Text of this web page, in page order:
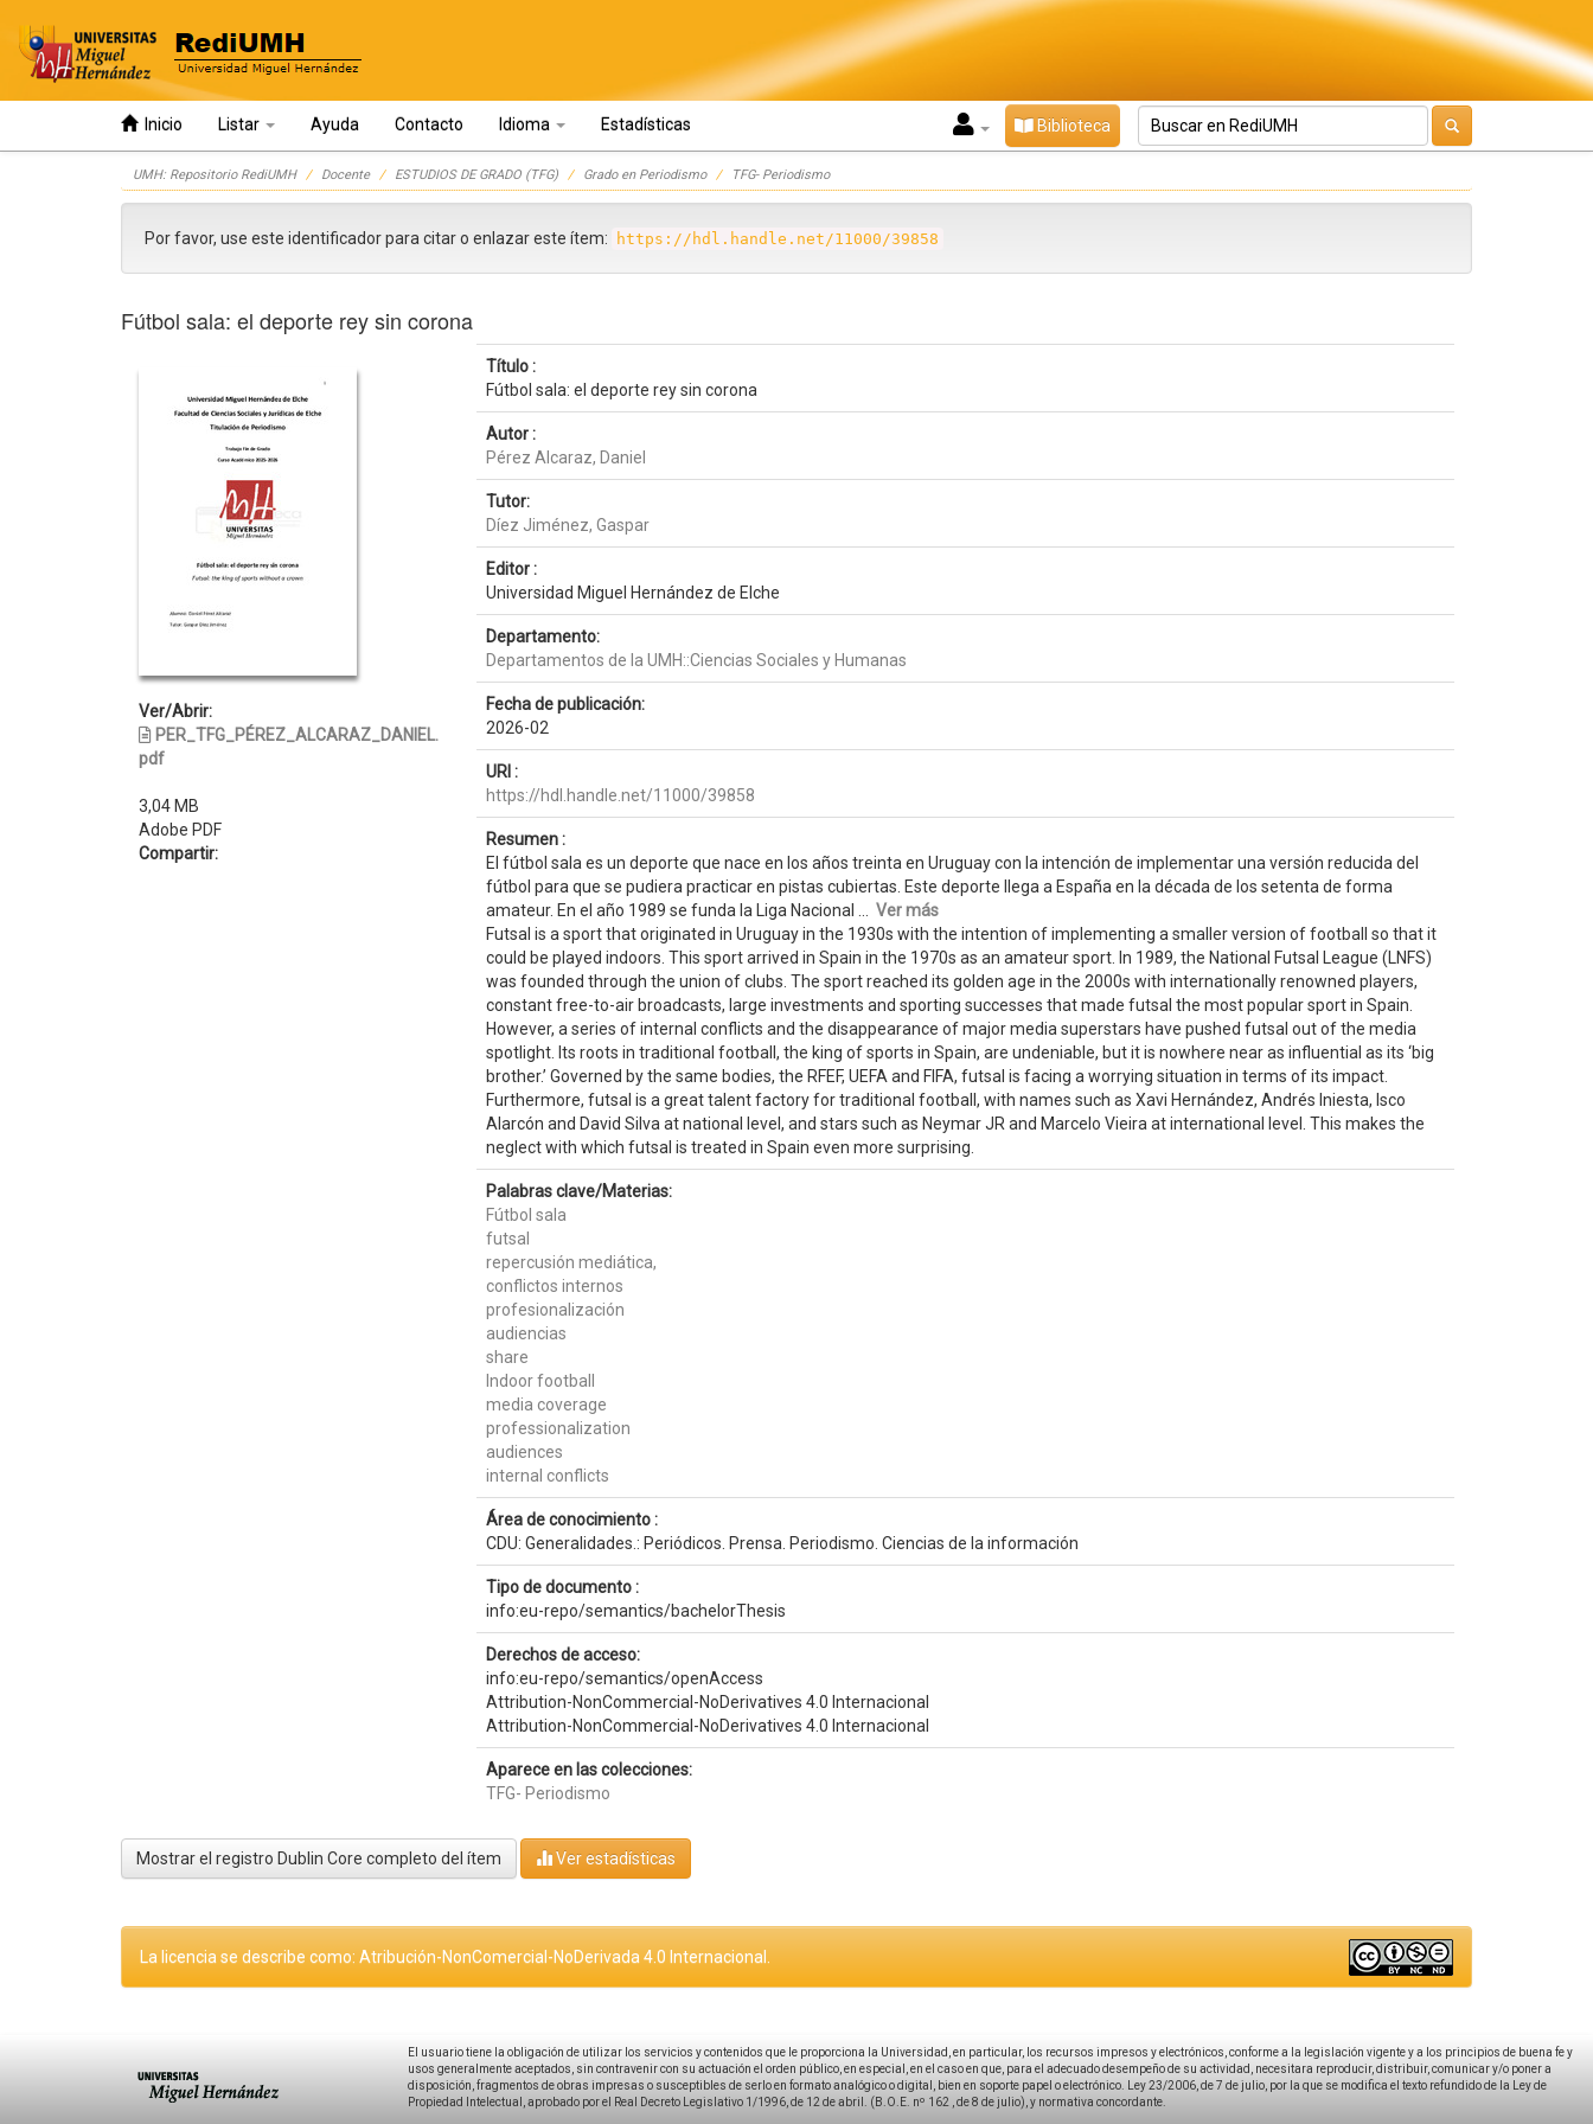
Inicio Listar Ayuda Contacto Idioma Estadísticas Biblioteca
UMH: Repositorio RediUMH Docente ESTUDIOS DE GRADO (TFG) Grado en Periodismo TFG- Periodismo
Por favor, use este identificador para citar o enlazar este ítem: https://hdl.handle.net/11000/39858
Fútbol sala: el deporte rey sin corona
Ver/Abrir:
PER_TFG_PÉREZ_ALCARAZ_DANIEL.
pdf
3,04 MB
Adobe PDF
Compartir:
Título :
Fútbol sala: el deporte rey sin corona
Autor :
Pérez Alcaraz, Daniel
Tutor:
Díez Jiménez, Gaspar
Editor :
Universidad Miguel Hernández de Elche
Departamento:
Departamentos de la UMH::Ciencias Sociales y Humanas
Fecha de publicación:
2026-02
URI :
https://hdl.handle.net/11000/39858
Resumen :
El fútbol sala es un deporte que nace en los años treinta en Uruguay con la intención de implementar una versión reducida del
fútbol para que se pudiera practicar en pistas cubiertas. Este deporte llega a España en la década de los setenta de forma
amateur. En el año 1989 se funda la Liga Nacional ... Ver más
Futsal is a sport that originated in Uruguay in the 1930s with the intention of implementing a smaller version of football so that it
could be played indoors. This sport arrived in Spain in the 1970s as an amateur sport. In 1989, the National Futsal League (LNFS)
was founded through the union of clubs. The sport reached its golden age in the 2000s with internationally renowned players,
constant free-to-air broadcasts, large investments and sporting successes that made futsal the most popular sport in Spain.
However, a series of internal conflicts and the disappearance of major media superstars have pushed futsal out of the media
spotlight. Its roots in traditional football, the king of sports in Spain, are undeniable, but it is nowhere near as influential as its ‘big
brother.’ Governed by the same bodies, the RFEF, UEFA and FIFA, futsal is facing a worrying situation in terms of its impact.
Furthermore, futsal is a great talent factory for traditional football, with names such as Xavi Hernández, Andrés Iniesta, Isco
Alarcón and David Silva at national level, and stars such as Neymar JR and Marcelo Vieira at international level. This makes the
neglect with which futsal is treated in Spain even more surprising.
Palabras clave/Materias:
Fútbol sala
futsal
repercusión mediática,
conflictos internos
profesionalización
audiencias
share
Indoor football
media coverage
professionalization
audiences
internal conflicts
Área de conocimiento :
CDU: Generalidades.: Periódicos. Prensa. Periodismo. Ciencias de la información
Tipo de documento :
info:eu-repo/semantics/bachelorThesis
Derechos de acceso:
info:eu-repo/semantics/openAccess
Attribution-NonCommercial-NoDerivatives 4.0 Internacional
Attribution-NonCommercial-NoDerivatives 4.0 Internacional
Aparece en las colecciones:
TFG- Periodismo
Mostrar el registro Dublin Core completo del ítem Ver estadísticas
La licencia se describe como: Atribución-NonComercial-NoDerivada 4.0 Internacional.
El usuario tiene la obligación de utilizar los servicios y contenidos que le proporciona la Universidad, en particular, los recursos impresos y electrónicos, conforme a la legislación vigente y a los principios de buena fe y
usos generalmente aceptados, sin contravenir con su actuación el orden público, en especial, en el caso en que, para el adecuado desempeño de su actividad, necesitara reproducir, distribuir, comunicar y/o poner a
disposición, fragmentos de obras impresas o susceptibles de serlo en formato analógico o digital, bien en soporte papel o electrónico. Ley 23/2006, de 7 de julio, por la que se modifica el texto refundido de la Ley de
Propiedad Intelectual, aprobado por el Real Decreto Legislativo 1/1996, de 12 de abril. (B.O.E. nº 162 , de 8 de julio), y normativa concordante.